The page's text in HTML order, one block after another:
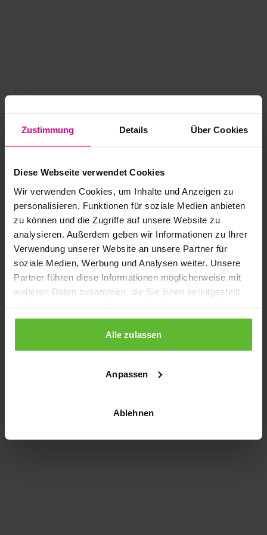
Zustimmung Details Über Cookies
Diese Webseite verwendet Cookies
Wir verwenden Cookies, um Inhalte und Anzeigen zu
personalisieren, Funktionen für soziale Medien anbieten
zu können und die Zugriffe auf unsere Website zu
analysieren. Außerdem geben wir Informationen zu Ihrer
Verwendung unserer Website an unsere Partner für
soziale Medien, Werbung und Analysen weiter. Unsere
Partner führen diese Informationen möglicherweise mit
weiteren Daten zusammen, die Sie ihnen bereitgestellt
gesammelt haben.
Alle zulassen
Anpassen
Ablehnen
Application error: a client-side exception has occurred
loading www.kurzwego.de (see the browser console for more
information).